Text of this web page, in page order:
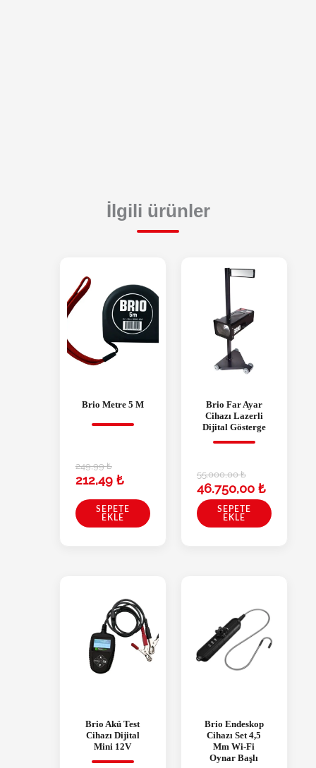
İlgili ürünler
Brio Metre 5 M
249,99₺
212,49 ₺
SEPETE
EKLE
Brio Far Ayar
Cihazı Lazerli
Dijital Gösterge
55.000,00₺
46.750,00 ₺
SEPETE
EKLE
Brio Akü Test
Cihazı Dijital
Mini 12V
Brio Endeskop
Cihazı Set 4,5
Mm Wi-Fi
Oynar Başlı